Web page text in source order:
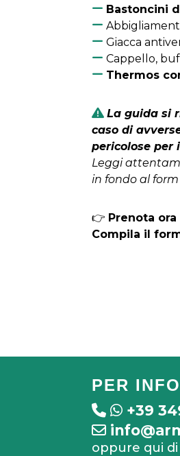
Bastoncini
Giacca
Cappello,
Thermos
La guida si
caso di
pericolose per
Leggi
in fondo al
👉 Prenota
Compila il
PER
+39
oppure qui